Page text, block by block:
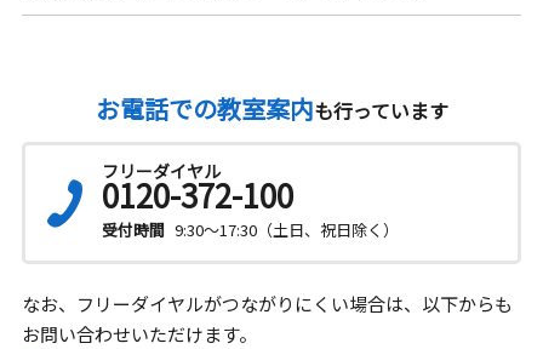
お電話での教室案内も行っています
フリーダイヤル
0120-372-100
受付時間 9:30～17:30（土日、祝日除く）
なお、フリーダイヤルがつながりにくい場合は、以下からも
お問い合わせいただけます。